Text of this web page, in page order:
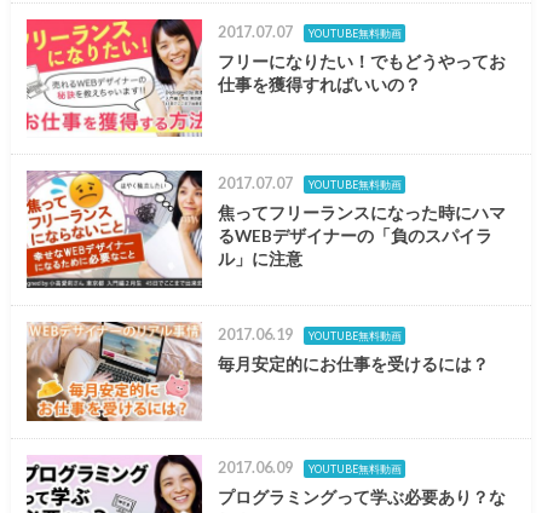
2017.07.07 YOUTUBE無料動画
フリーになりたい！でもどうやってお
仕事を獲得すればいいの？
2017.07.07 YOUTUBE無料動画
焦ってフリーランスになった時にハマ
るWEBデザイナーの「負のスパイラ
ル」に注意
2017.06.19 YOUTUBE無料動画
毎月安定的にお仕事を受けるには？
2017.06.09 YOUTUBE無料動画
プログラミングって学ぶ必要あり？な